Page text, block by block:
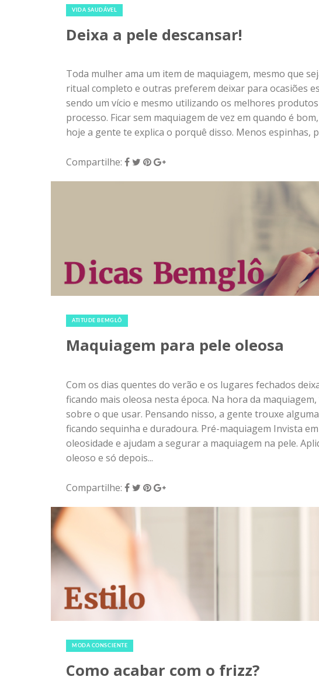
VIDA SAUDÁVEL
Deixa a pele descansar!
Toda mulher ama um item de maquiagem, mesmo que
ritual completo e outras preferem deixar para ocasiões
sendo um vício e mesmo utilizando os melhores
processo. Ficar sem maquiagem de vez em quando é
hoje a gente te explica o porquê disso. Menos espinhas,
Compartilhe:
ATITUDE BEMGLÔ
Maquiagem para pele oleosa
Com os dias quentes do verão e os lugares fechados
ficando mais oleosa nesta época. Na hora da
sobre o que usar. Pensando nisso, a gente trouxe
ficando sequinha e duradoura. Pré-maquiagem Invista
oleosidade e ajudam a segurar a maquiagem na pele.
oleoso e só depois...
Compartilhe:
MODA CONSCIENTE
Como acabar com o frizz?